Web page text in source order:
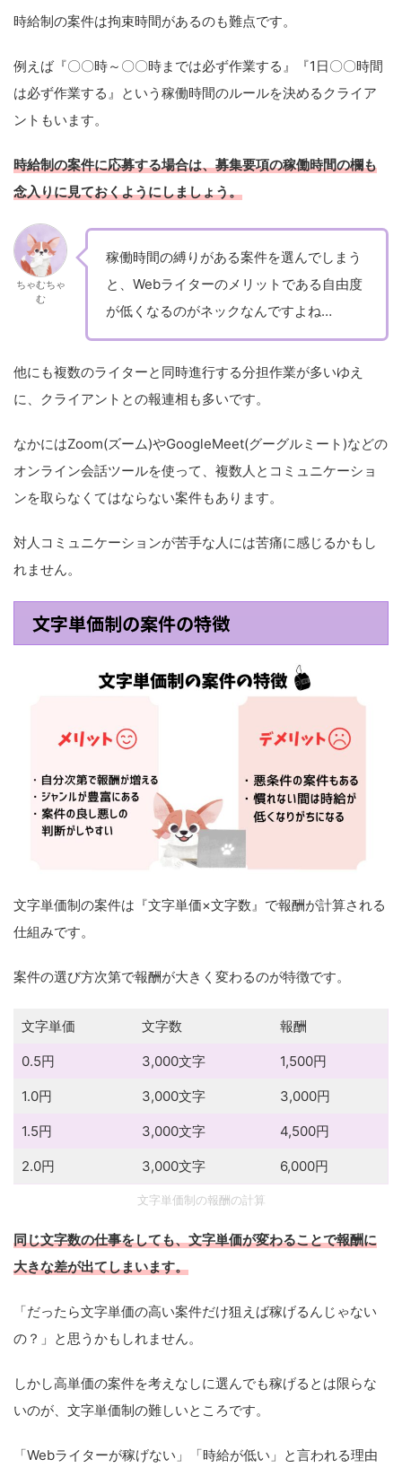
時給制の案件は拘束時間があるのも難点です。
例えば『〇〇時～〇〇時までは必ず作業する』『1日〇〇時間
は必ず作業する』という稼働時間のルールを決めるクライア
ントもいます。
時給制の案件に応募する場合は、募集要項の稼働時間の欄も
念入りに見ておくようにしましょう。
ちゃむちゃ
む
稼働時間の縛りがある案件を選んでしまう
と、Webライターのメリットである自由度
が低くなるのがネックなんですよね…
他にも複数のライターと同時進行する分担作業が多いゆえ
に、クライアントとの報連相も多いです。
なかにはZoom(ズーム)やGoogleMeet(グーグルミート)などの
オンライン会話ツールを使って、複数人とコミュニケーショ
ンを取らなくてはならない案件もあります。
対人コミュニケーションが苦手な人には苦痛に感じるかもし
れません。
文字単価制の案件の特徴
文字単価制の案件は『文字単価×文字数』で報酬が計算される
仕組みです。
案件の選び方次第で報酬が大きく変わるのが特徴です。
文字単価 文字数 報酬
0.5円 3,000文字 1,500円
1.0円 3,000文字 3,000円
1.5円 3,000文字 4,500円
2.0円 3,000文字 6,000円
文字単価制の報酬の計算
同じ文字数の仕事をしても、文字単価が変わることで報酬に
大きな差が出てしまいます。
「だったら文字単価の高い案件だけ狙えば稼げるんじゃない
の？」と思うかもしれません。
しかし高単価の案件を考えなしに選んでも稼げるとは限らな
いのが、文字単価制の難しいところです。
「Webライターが稼げない」「時給が低い」と言われる理由